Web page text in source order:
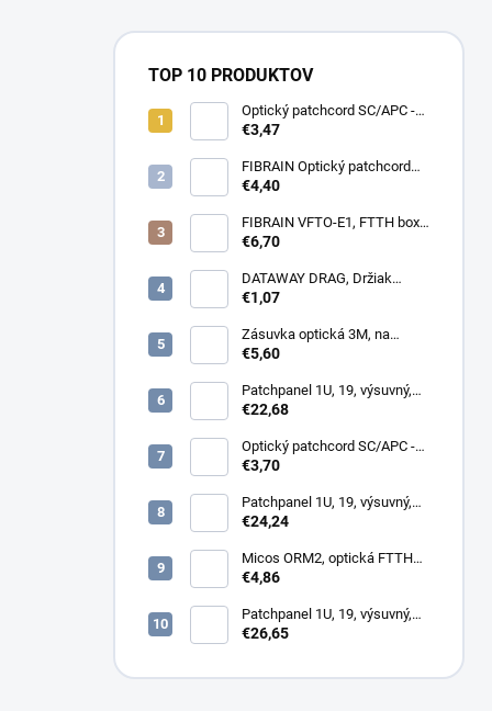
TOP 10 PRODUKTOV
Optický patchcord SC/APC -
LC/APC 1m simplex, SM,
€3,47
FIBRAIN Optický patchcord
LC/APC - LC/APC 1m, Gold,
€4,40
FIBRAIN VFTO-E1, FTTH box,
1x adaptér SC/APC, 1x pigtail
€6,70
DATAWAY DRAG, Držiak
kotvy, na stĺp, kovový
€1,07
Zásuvka optická 3M, na
omítku hybridní, 8686,
€5,60
Patchpanel 1U, 19, výsuvný,
12x SC simplex, biely (1x
€22,68
Optický patchcord SC/APC -
LC/PC 1m duplex, SM,
€3,70
Patchpanel 1U, 19, výsuvný,
24x SC simplex, 24x LC
€24,24
Micos ORM2, optická FTTH
zásuvka, 2x SC simplex
€4,86
Patchpanel 1U, 19, výsuvný,
12x SC duplex, biely (2x
€26,65